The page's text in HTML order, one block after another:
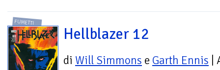
FUMETTI
Hellblazer 12
di Will Simmons e Garth Ennis |